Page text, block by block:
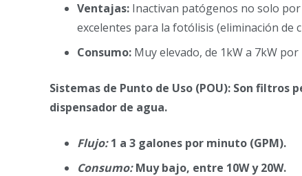
Ventajas: Inactivan patógenos no solo
excelentes para la fotólisis (eliminación de
Consumo: Muy elevado, de 1kW a 7kW por
Sistemas de Punto de Uso (POU): Son filtros
dispensador de agua.
Flujo:1 a 3 galones por minuto (GPM).
Consumo:Muy bajo, entre 10W y 20W.